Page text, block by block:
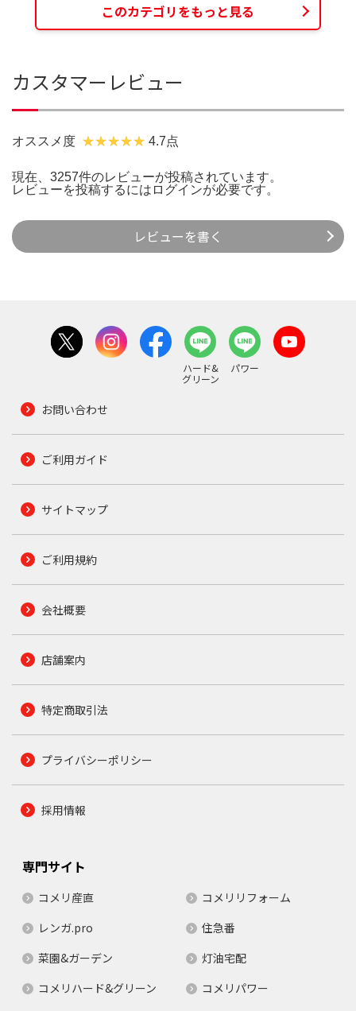
このカテゴリをもっと見る
カスタマーレビュー
オススメ度 4.7点
現在、3257件のレビューが投稿されています。
レビューを投稿するには ログインが必要です。
レビューを書く
ハード&
グリーン
パワー
お問い合わせ
ご利用ガイド
サイトマップ
ご利用規約
会社概要
店舗案内
特定商取引法
プライバシーポリシー
採用情報
専門サイト
コメリ産直
コメリリフォーム
レンガ.pro
住急番
菜園&ガーデン
灯油宅配
コメリハード&グリーン
コメリパワー